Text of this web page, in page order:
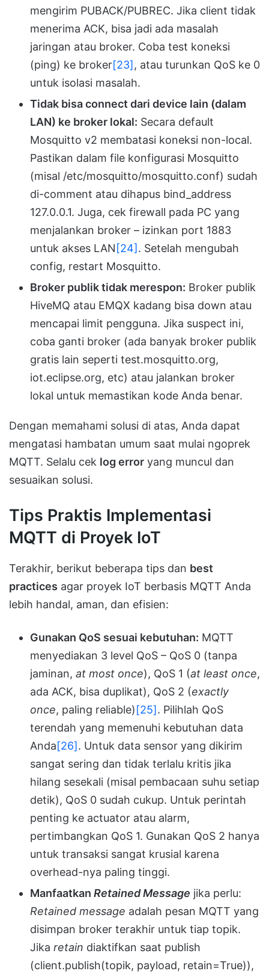
mengirim PUBACK/PUBREC. Jika client tidak
menerima ACK, bisa jadi ada masalah
jaringan atau broker. Coba test koneksi
(ping) ke broker[23], atau turunkan QoS ke 0
untuk isolasi masalah.
Tidak bisa connect dari device lain (dalam
LAN) ke broker lokal: Secara default
Mosquitto v2 membatasi koneksi non-local.
Pastikan dalam file konfigurasi Mosquitto
(misal /etc/mosquitto/mosquitto.conf) sudah
di-comment atau dihapus bind_address
127.0.0.1. Juga, cek firewall pada PC yang
menjalankan broker – izinkan port 1883
untuk akses LAN [24] . Setelah mengubah
config, restart Mosquitto.
Broker publik tidak merespon: Broker publik
HiveMQ atau EMQX kadang bisa down atau
mencapai limit pengguna. Jika suspect ini,
coba ganti broker (ada banyak broker publik
gratis lain seperti test.mosquitto.org,
iot.eclipse.org, etc) atau jalankan broker
lokal untuk memastikan kode Anda benar.
Dengan memahami solusi di atas, Anda dapat
mengatasi hambatan umum saat mulai ngoprek
MQTT. Selalu cek log error yang muncul dan
sesuaikan solusi.
Tips Praktis Implementasi
MQTT di Proyek IoT
Terakhir, berikut beberapa tips dan best
practices agar proyek IoT berbasis MQTT Anda
lebih handal, aman, dan efisien:
Gunakan QoS sesuai kebutuhan: MQTT
menyediakan 3 level QoS – QoS 0 (tanpa
jaminan, at most once), QoS 1 (at least once,
ada ACK, bisa duplikat), QoS 2 (exactly
once, paling reliable)[25]. Pilihlah QoS
terendah yang memenuhi kebutuhan data
Anda[26]. Untuk data sensor yang dikirim
sangat sering dan tidak terlalu kritis jika
hilang sesekali (misal pembacaan suhu setiap
detik), QoS 0 sudah cukup. Untuk perintah
penting ke actuator atau alarm,
pertimbangkan QoS 1. Gunakan QoS 2 hanya
untuk transaksi sangat krusial karena
overhead-nya paling tinggi.
Manfaatkan Retained Message jika perlu:
Retained message adalah pesan MQTT yang
disimpan broker terakhir untuk tiap topik.
Jika retain diaktifkan saat publish
(client.publish(topik, payload, retain=True)),